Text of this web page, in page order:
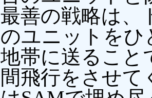
最善の戦略は、
のユニットをひ
地帯に送ること
間飛行をさせて